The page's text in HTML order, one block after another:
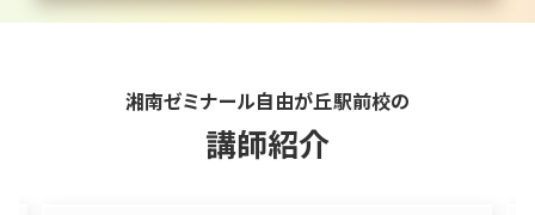
湘南ゼミナール自由が丘駅前校の
講師紹介